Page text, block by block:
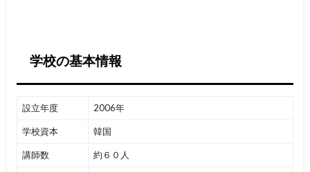
学校の基本情報
設立年度 2006年
学校資本 韓国
講師数 約６０人